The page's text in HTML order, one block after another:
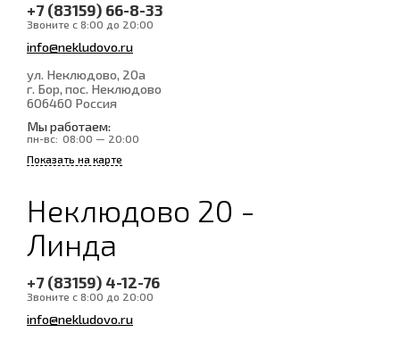
+7 (83159) 66-8-33
Звоните с 8:00 до 20:00
info@nekludovo.ru
ул. Неклюдово, 20а
г. Бор, пос. Неклюдово
606460 Россия
Мы работаем:
пн-вс: 08:00 — 20:00
Показать на карте
Неклюдово 20 -
Линда
+7 (83159) 4-12-76
Звоните с 8:00 до 20:00
info@nekludovo.ru